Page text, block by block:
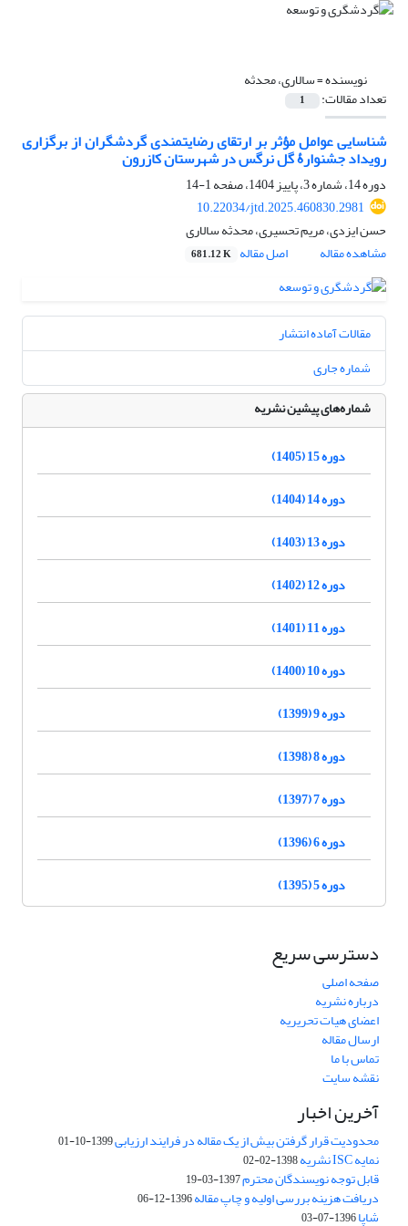
نویسنده =سالاری، محدثه
تعداد مقالات: 1
شناسایی عوامل مؤثر بر ارتقای رضایتمندی گردشگران از برگزاری
رویداد جشنوارۀ گل نرگس در شهرستان کازرون
دوره 14، شماره 3، پاییز 1404، صفحه
1-14
10.22034/jtd.2025.460830.2981
حسن ایزدی، مریم تحسیری، محدثه سالاری
مشاهده مقاله
اصل مقاله 681.12 K
مقالات آماده انتشار
شماره جاری
شماره‌های پیشین نشریه
دوره 15 (1405)
دوره 14 (1404)
دوره 13 (1403)
دوره 12 (1402)
دوره 11 (1401)
دوره 10 (1400)
دوره 9 (1399)
دوره 8 (1398)
دوره 7 (1397)
دوره 6 (1396)
دوره 5 (1395)
دسترسی سریع
صفحه اصلی
درباره نشریه
اعضای هیات تحریریه
ارسال مقاله
تماس با ما
نقشه سایت
آخرین اخبار
محدودیت قرار گرفتن بیش از یک مقاله در فرایند ارزیابی1399-10-01
نمایه ISC نشریه 1398-02-02
قابل توجه نویسندگان محترم1397-03-19
دریافت هزینه بررسی اولیه و چاپ مقاله1396-12-06
شاپا1396-07-03